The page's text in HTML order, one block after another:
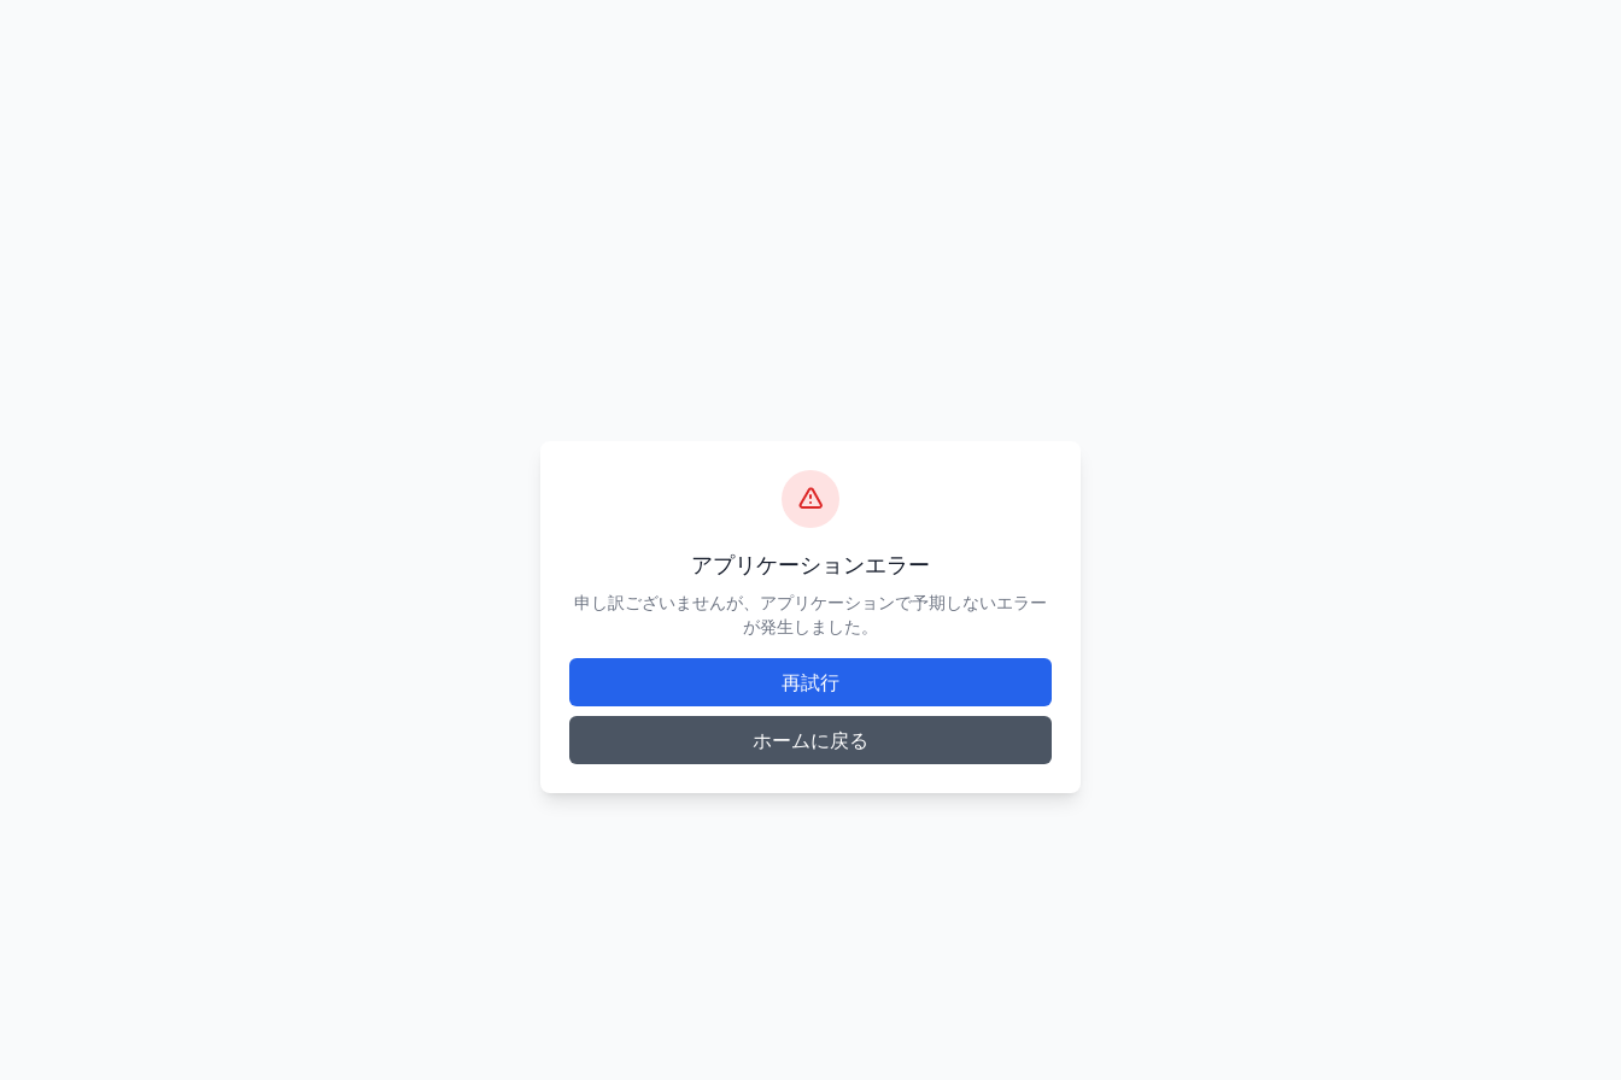
アプリケーションエラー
申し訳ございませんが、アプリケーションで予期しないエラー
が発生しました。
再試行
ホームに戻る